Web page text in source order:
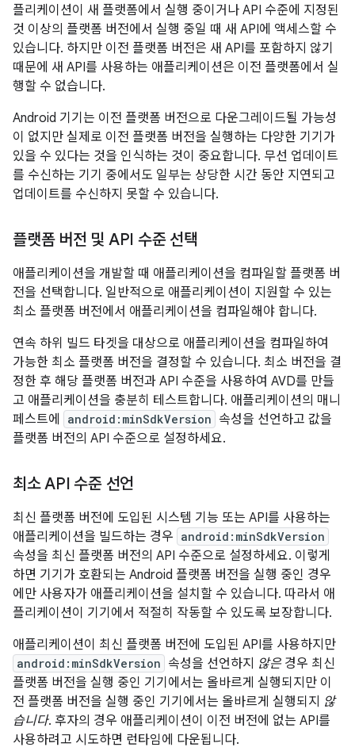
플리케이션이 새 플랫폼에서 실행 중이거나 API 수준에 지정된
것 이상의 플랫폼 버전에서 실행 중일 때 새 API에 액세스할 수
있습니다. 하지만 이전 플랫폼 버전은 새 API를 포함하지 않기
때문에 새 API를 사용하는 애플리케이션은 이전 플랫폼에서 실
행할 수 없습니다.
Android 기기는 이전 플랫폼 버전으로 다운그레이드될 가능성
이 없지만 실제로 이전 플랫폼 버전을 실행하는 다양한 기기가
있을 수 있다는 것을 인식하는 것이 중요합니다. 무선 업데이트
를 수신하는 기기 중에서도 일부는 상당한 시간 동안 지연되고
업데이트를 수신하지 못할 수 있습니다.
플랫폼 버전 및 API 수준 선택
애플리케이션을 개발할 때 애플리케이션을 컴파일할 플랫폼 버
전을 선택합니다. 일반적으로 애플리케이션이 지원할 수 있는
최소 플랫폼 버전에서 애플리케이션을 컴파일해야 합니다.
연속 하위 빌드 타겟을 대상으로 애플리케이션을 컴파일하여
가능한 최소 플랫폼 버전을 결정할 수 있습니다. 최소 버전을 결
정한 후 해당 플랫폼 버전과 API 수준을 사용하여 AVD를 만들
고 애플리케이션을 충분히 테스트합니다. 애플리케이션의 매니
페스트에
android:minSdkVersion 속성을 선언하고 값을
플랫폼 버전의 API 수준으로 설정하세요.
최소 API 수준 선언
최신 플랫폼 버전에 도입된 시스템 기능 또는 API를 사용하는
애플리케이션을 빌드하는 경우 android:minSdkVersion
속성을 최신 플랫폼 버전의 API 수준으로 설정하세요. 이렇게
하면 기기가 호환되는 Android 플랫폼 버전을 실행 중인 경우
에만 사용자가 애플리케이션을 설치할 수 있습니다. 따라서 애
플리케이션이 기기에서 적절히 작동할 수 있도록 보장합니다.
애플리케이션이 최신 플랫폼 버전에 도입된 API를 사용하지만
android:minSdkVersion 속성을 선언하지 않은경우 최신
플랫폼 버전을 실행 중인 기기에서는 올바르게 실행되지만 이
전 플랫폼 버전을 실행 중인 기기에서는 올바르게 실행되지 않
습니다. 후자의 경우 애플리케이션이 이전 버전에 없는 API를
사용하려고 시도하면 런타임에 다운됩니다.